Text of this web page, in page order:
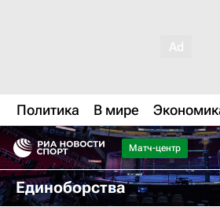
Политика В мире
Матч-центр
Единоборства